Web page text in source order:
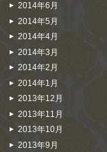
2014年6月
2014年5月
2014年4月
2014年3月
2014年2月
2014年1月
2013年12月
2013年11月
2013年10月
2013年9月